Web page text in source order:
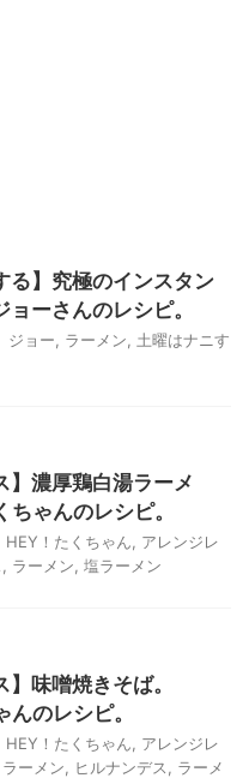
る】究極のインスタン
ョーさんのレシピ。
ジョー ラーメン
土曜はナニす
】濃厚鶏白湯ラーメ
ちゃんのレシピ。
HEY！たくちゃん
アレンジレ
ラーメン 塩ラーメン
】味噌焼きそば。
のレシピ。
HEY！たくちゃん
アレンジレ
ーメン ヒルナンデス
ラーメ